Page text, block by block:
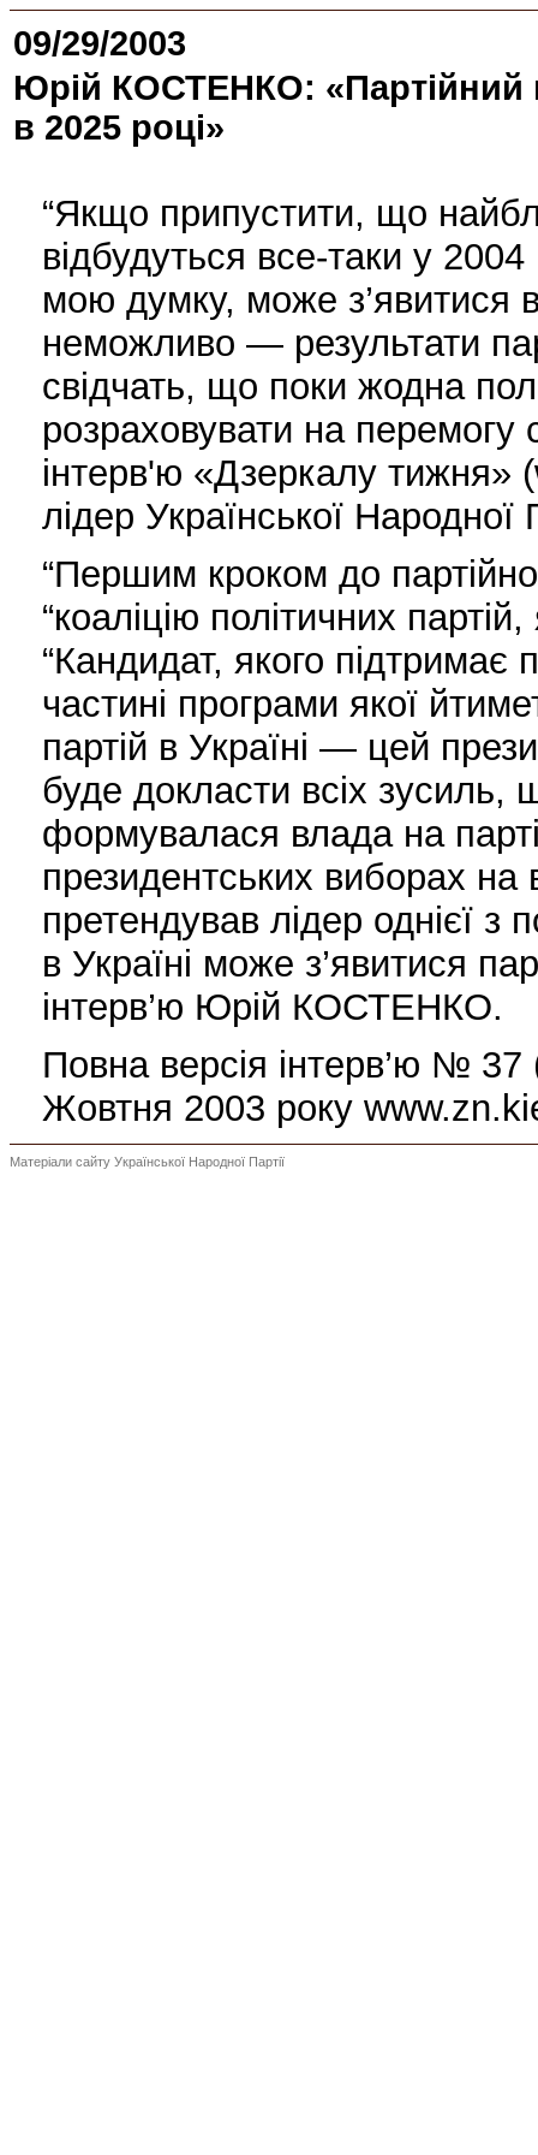
09/29/2003
Юрій КОСТЕНКО: «Партійний
в 2025 році»
“Якщо припустити, що
відбудуться все-таки у
мою думку, може з’явитися
неможливо — результати
свідчать, що поки жодна
розраховувати на перемогу
інтерв'ю «Дзеркалу тижня»
лідер Української
“Першим кроком до
“коаліцію політичних
“Кандидат, якого підтримає
частині програми якої
партій в Україні — цей
буде докласти всіх зусиль,
формувалася влада на
президентських виборах
претендував лідер однієї з
в Україні може з’явитися
інтерв’ю Юрій КОСТЕНКО.
Повна версія інтерв’ю №
Жовтня 2003 року
Матеріали сайту Української Народної Партії